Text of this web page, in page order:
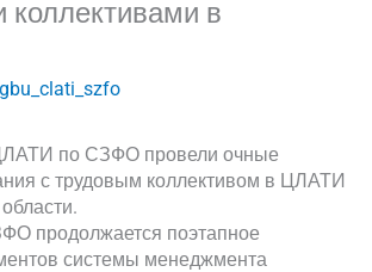
коллективами в
по СЗФО провели очные
с трудовым коллективом в ЦЛАТИ
продолжается поэтапное
системы менеджмента